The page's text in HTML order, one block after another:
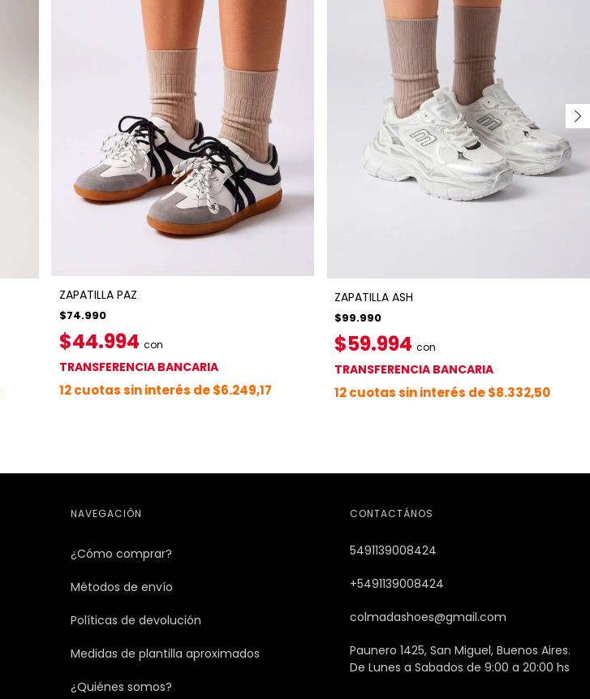
ZAPATILLA PAZ
$74.990
$44.994 con
TRANSFERENCIA BANCARIA
12 cuotas sin interés de$6.249,17
ZAPATILLA ASH
$99.990
$59.994con
TRANSFERENCIA BANCARIA
12cuotas sin interés de$8.332,50
NAVEGACIÓN
¿Cómo comprar?
Métodos de envío
Políticas de devolución
Medidas de plantilla aproximados
¿Quiénes somos?
CONTACTÁNOS
5491139008424
+5491139008424
colmadashoes@gmail.com
Paunero 1425, San Miguel, Buenos Aires.
De Lunes a Sabados de 9:00 a 20:00 hs